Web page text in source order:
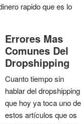
rapido que es lo
Errores Mas
Comunes Del
Dropshipping
Cuanto tiempo sin
hablar del dropshipping
que hoy ya toca uno de
estos artículos que os